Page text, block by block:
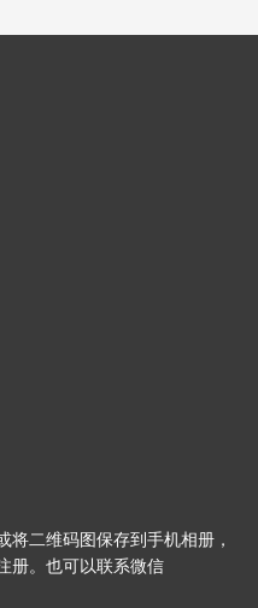
将二维码图保存到手机相册，
册。也可以联系微信